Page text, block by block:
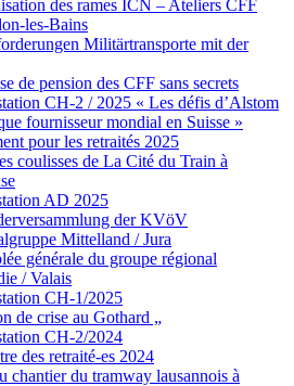
des rames ICN – Ateliers CFF
les-Bains
Militärtransporte mit der
de pension des CFF sans secrets
CH-2 / 2025 « Les défis d’Alstom
fournisseur mondial en Suisse »
pour les retraités 2025
coulisses de La Cité du Train à
AD 2025
der KVöV
Mittelland / Jura
générale du groupe régional
/ Valais
CH-1/2025
de crise au Gothard „
CH-2/2024
des retraité-es 2024
chantier du tramway lausannois à